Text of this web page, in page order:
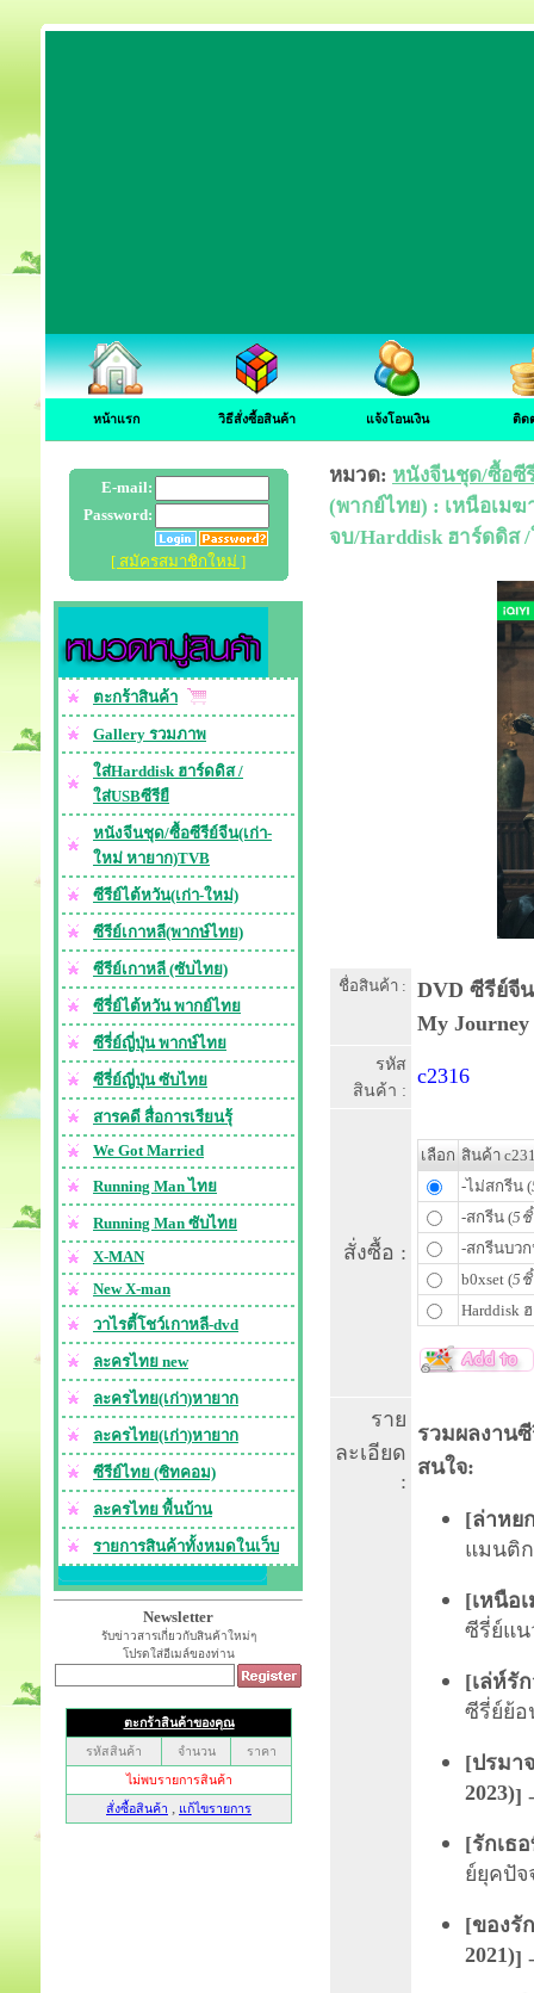
หน้าแรก วิธีสั่งซื้อสินค้า แจ้งโอนเงิน ติด
E-mail:
Password:
[ สมัครสมาชิกใหม่ ]
ตะกร้าสินค้า
Gallery รวมภาพ
ใส่Harddisk ฮาร์ดดิส /
ใส่USBซีรียื
หนังจีนชุด/ซื้อซีรีย์จีน(เก่า-
ใหม่ หายาก)TVB
ซีรีย์ไต้หวัน(เก่า-ใหม่)
ซีรีย์เกาหลี(พากษ์ไทย)
ซีรีย์เกาหลี (ซับไทย)
ซีรี่ย์ไต้หวัน พากย์ไทย
ซีรี่ย์ญี่ปุ่น พากษ์ไทย
ซีรี่ย์ญี่ปุ่น ซับไทย
สารคดี สื่อการเรียนรุ้
We Got Married
Running Man ไทย
Running Man ซับไทย
X-MAN
New X-man
วาไรตี้โชว์เกาหลี-dvd
ละครไทย new
ละครไทย(เก่า)หายาก
ละครไทย(เก่า)หายาก
ซีรีย์ไทย (ซิทคอม)
ละครไทย พื้นบ้าน
รายการสินค้าทั้งหมดในเว็บ
Newsletter
รับข่าวสารเกี่ยวกับสินค้าใหม่ๆ
โปรดใส่อีเมล์ของท่าน
หมวด: หนังจีนชุด/ซื้อซี
(พากย์ไทย) : เหนือเมฆ
จบ/Harddisk ฮาร์ดดิส /
ชื่อสินค้า :
DVD ซีรีย์จี
My
รหัส
สินค้า :
c2316
สั่งซื้อ :
เลือก สินค้า
-ไม่สกรีน (
-สกรีน (5
-สกรีนบวก
b0xset (5
Harddisk
ราย
ละเอียด
:
รวมผลงาน
สนใจ:
[ล่าหย
แมนติ
[เหนือ
ซีรี่ย์แ
[เล่ห์รั
ซีรี่ย์ย้
[ปรมา
2023)]
[รักเธ
ย์ยุคปั
[ของรั
2021)]